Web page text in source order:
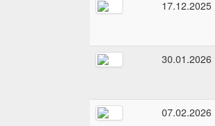
17.12.2025
30.01.2026
07.02.2026